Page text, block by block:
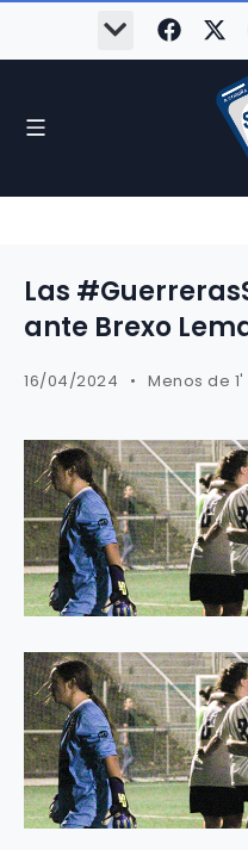
Las
ante Brexo
16/04/2024 Menos de